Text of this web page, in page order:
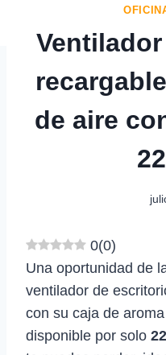
de aire
0(0)
Una oportunidad de
ventilador de
con su caja de
disponible por solo